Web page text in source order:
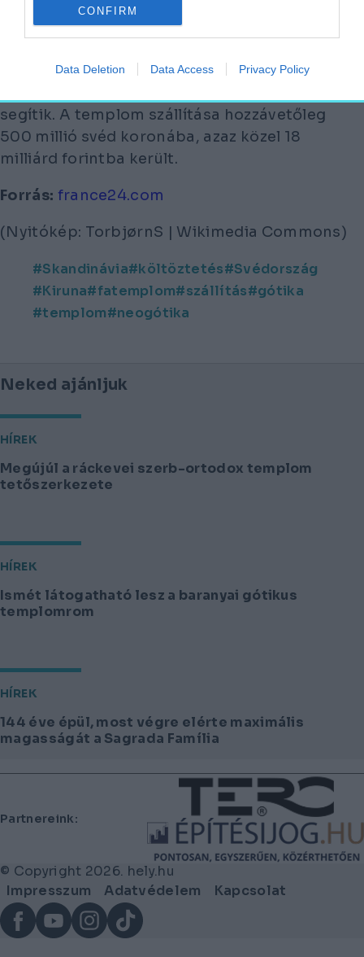
CONFIRM
Data Deletion Data Access Privacy Policy
Az LKAB bányatársaság állítása szerint a
mindegyikét kárpótolják majd anyagilag,
segítik. A templom szállítása hozzávetőleg
500 millió svéd koronába, azaz közel 18
milliárd forintba került.
Forrás: france24.com
(Nyitókép: TorbjørnS | Wikimedia Commons)
Skandinávia költöztetés
Svédország
Kiruna
fatemplom szállítás
gótika
templom
neogótika
Neked ajánljuk
HÍREK
Megújúl a ráckevei szerb-ortodox templom
tetőszerkezete
HÍREK
Ismét látogatható lesz a baranyai gótikus
templomrom
HÍREK
144 éve épül, most végre elérte maximális
magasságát a Sagrada Família
Lábléc
Partnereink:
© Copyright 2026. hely.hu
Lábléc
menü
Impresszum Adatvédelem
Kapcsolat
FacebookYouTubeInstagram